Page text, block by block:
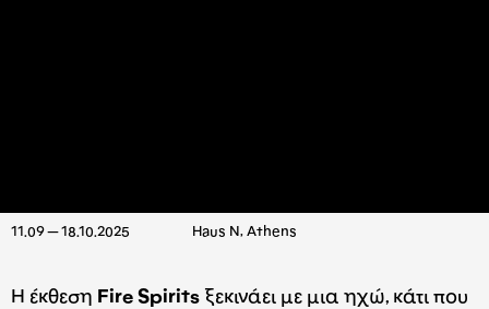
11.09 — 18.10.2025 Haus N, Athens
Η έκθεση Fire Spirits ξεκινάει με μια ηχώ, κάτι που